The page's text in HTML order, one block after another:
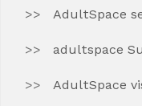
AdultSpace
adultspace
AdultSpace